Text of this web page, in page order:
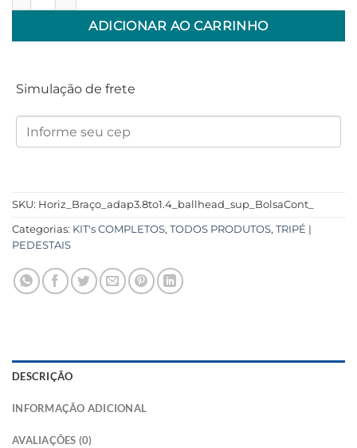
ADICIONAR AO CARRINHO
Simulação de frete
SKU: Horiz_Braço_adap3.8to1.4_ballhead_sup_BolsaCont_
Categorias: KIT's COMPLETOS, TODOS PRODUTOS, TRIPÉ |
PEDESTAIS
DESCRIÇÃO
INFORMAÇÃO ADICIONAL
AVALIAÇÕES (0)